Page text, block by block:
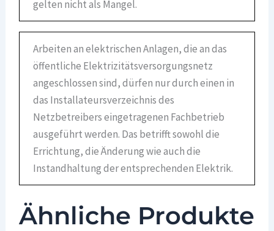
gelten nicht als Mangel.
Arbeiten an elektrischen Anlagen, die an das
öffentliche Elektrizitätsversorgungsnetz
angeschlossen sind, dürfen nur durch einen in
das Installateursverzeichnis des
Netzbetreibers eingetragenen Fachbetrieb
ausgeführt werden. Das betrifft sowohl die
Errichtung, die Änderung wie auch die
Instandhaltung der entsprechenden Elektrik.
Ähnliche Produkte